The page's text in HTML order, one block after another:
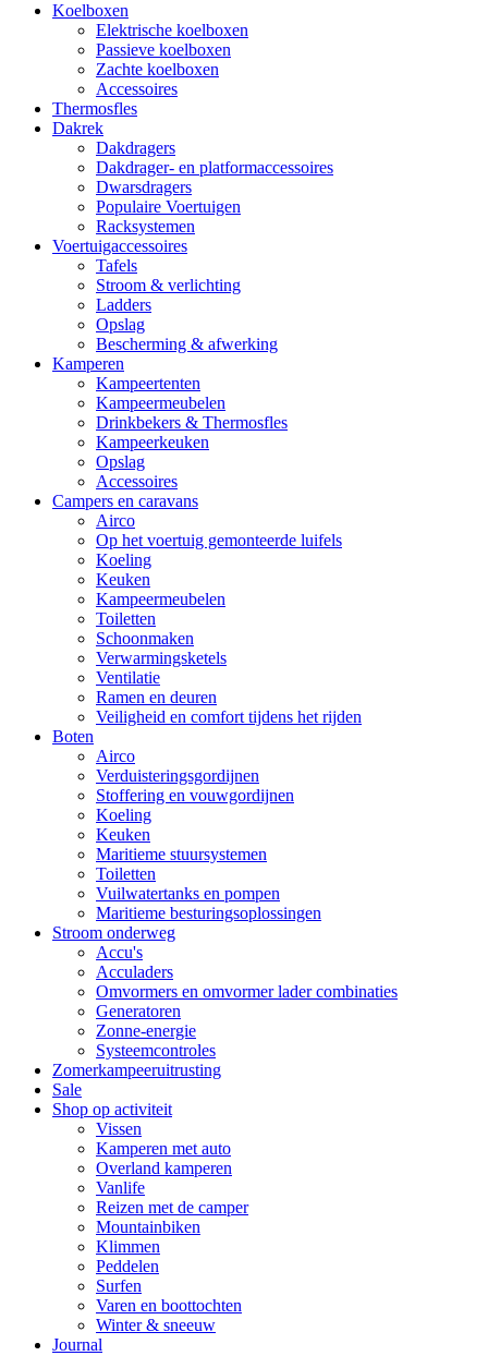
Koelboxen
Elektrische koelboxen
Passieve koelboxen
Zachte koelboxen
Accessoires
Thermosfles
Dakrek
Dakdragers
Dakdrager- en platformaccessoires
Dwarsdragers
Populaire Voertuigen
Racksystemen
Voertuigaccessoires
Tafels
Stroom & verlichting
Ladders
Opslag
Bescherming & afwerking
Kamperen
Kampeertenten
Kampeermeubelen
Drinkbekers & Thermosfles
Kampeerkeuken
Opslag
Accessoires
Campers en caravans
Airco
Op het voertuig gemonteerde luifels
Koeling
Keuken
Kampeermeubelen
Toiletten
Schoonmaken
Verwarmingsketels
Ventilatie
Ramen en deuren
Veiligheid en comfort tijdens het rijden
Boten
Airco
Verduisteringsgordijnen
Stoffering en vouwgordijnen
Koeling
Keuken
Maritieme stuursystemen
Toiletten
Vuilwatertanks en pompen
Maritieme besturingsoplossingen
Stroom onderweg
Accu's
Acculaders
Omvormers en omvormer lader combinaties
Generatoren
Zonne-energie
Systeemcontroles
Zomerkampeeruitrusting
Sale
Shop op activiteit
Vissen
Kamperen met auto
Overland kamperen
Vanlife
Reizen met de camper
Mountainbiken
Klimmen
Peddelen
Surfen
Varen en boottochten
Winter & sneeuw
Journal